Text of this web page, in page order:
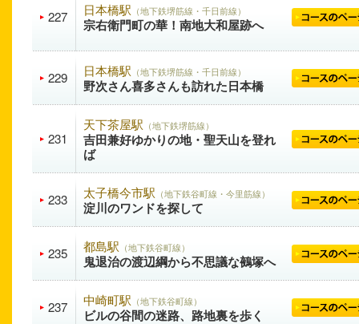
227 日本橋駅 （地下鉄堺筋線・千日前線）
宗右衛門町の華！南地大和屋跡へ
229 日本橋駅 （地下鉄堺筋線・千日前線）
野次さん喜多さんも訪れた日本橋
231
天下茶屋駅 （地下鉄堺筋線）
吉田兼好ゆかりの地・聖天山を登れ
ば
233 太子橋今市駅 （地下鉄谷町線・今里筋線）
淀川のワンドを探して
235 都島駅 （地下鉄谷町線）
鬼退治の渡辺綱から不思議な鵺塚へ
237 中崎町駅 （地下鉄谷町線）
ビルの谷間の迷路、路地裏を歩く